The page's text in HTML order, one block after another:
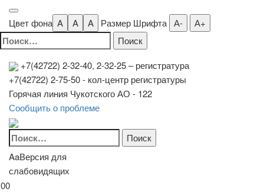
Цвет фона A A A Размер Шрифта А- А+
Найти:
+7(42722) 2-32-40, 2-32-25– регистратура
+7(42722) 2-75-50 - кол-центр регистратуры
Горячая линия Чукотского АО - 122
Сообщить о проблеме
Найти:
AaВерсия для
слабовидящих
00